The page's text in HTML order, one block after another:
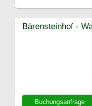
Buchungsanfrage
Bärensteinhof -